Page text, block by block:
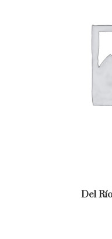
Del